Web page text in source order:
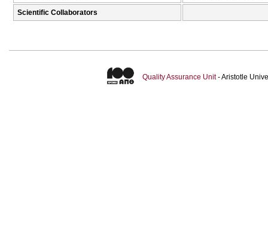
Scientific Collaborators
Quality Assurance Unit- Aristotle